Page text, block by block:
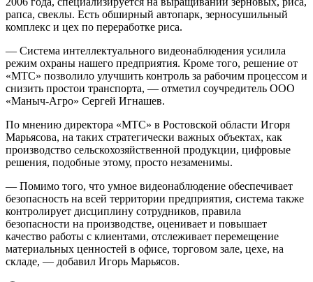
рапса, свеклы. Есть обширный автопарк, зерносушильный
комплекс и цех по переработке риса.
— Система интеллектуального видеонаблюдения усилила
режим охраны нашего предприятия. Кроме того, решение от
«МТС» позволило улучшить контроль за рабочим процессом и
снизить простои транспорта, — отметил соучредитель ООО
«Маныч-Агро» Сергей Игнашев.
По мнению директора «МТС» в Ростовской области Игоря
Марьясова, на таких стратегически важных объектах, как
производство сельскохозяйственной продукции, цифровые
решения, подобные этому, просто незаменимы.
— Помимо того, что умное видеонаблюдение обеспечивает
безопасность на всей территории предприятия, система также
контролирует дисциплину сотрудников, правила
безопасности на производстве, оценивает и повышает
качество работы с клиентами, отслеживает перемещение
материальных ценностей в офисе, торговом зале, цехе, на
складе, — добавил Игорь Марьясов.